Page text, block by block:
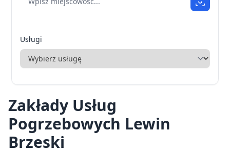
Usługi
Zakłady Usług
Pogrzebowych Lewin
Brzeski